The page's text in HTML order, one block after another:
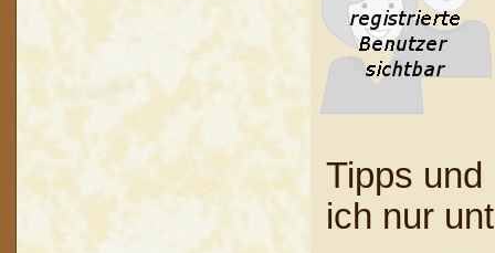
Tipps
ich nur